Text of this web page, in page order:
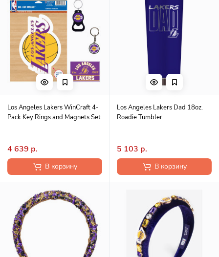
Los Angeles Lakers WinCraft 4-
Pack Key Rings and Magnets Set
4 639 р.
В корзину
Los Angeles Lakers Dad 18oz.
Roadie Tumbler
5 103 р.
В корзину